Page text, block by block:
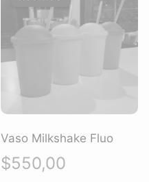
Vaso Milkshake Fluo
$550,00